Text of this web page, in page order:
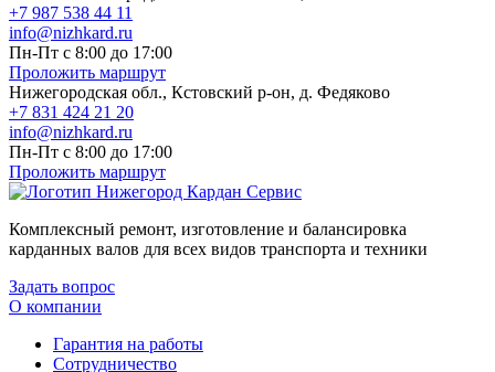
+7 987 538 44 11
info@nizhkard.ru
Пн-Пт с 8:00 до 17:00
Проложить маршрут
Нижегородская обл., Кстовский р-он, д. Федяково
+7 831 424 21 20
info@nizhkard.ru
Пн-Пт с 8:00 до 17:00
Проложить маршрут
Комплексный ремонт, изготовление и балансировка
карданных валов для всех видов транспорта и техники
Задать вопрос
О компании
Гарантия на работы
Сотрудничество